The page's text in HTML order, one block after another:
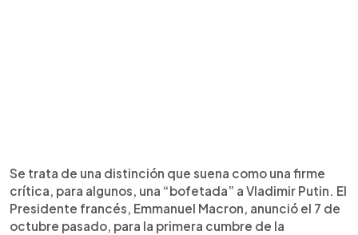
Se trata de una distinción que suena como una firme
crítica, para algunos, una “bofetada” a Vladimir Putin. El
Presidente francés, Emmanuel Macron, anunció el 7 de
octubre pasado, para la primera cumbre de la